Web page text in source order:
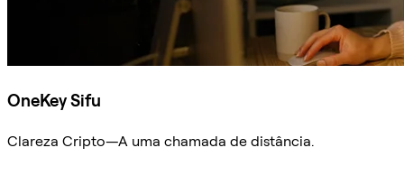
OneKey Sifu
Clareza Cripto—A uma chamada de distância.